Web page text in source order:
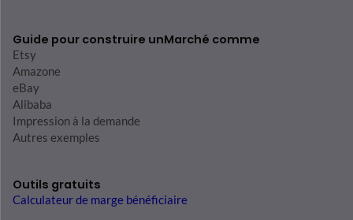
Guide pour construire unMarché comme
Etsy
Amazone
eBay
Alibaba
Impression à la demande
Autres exemples
Outils gratuits
Calculateur de marge bénéficiaire